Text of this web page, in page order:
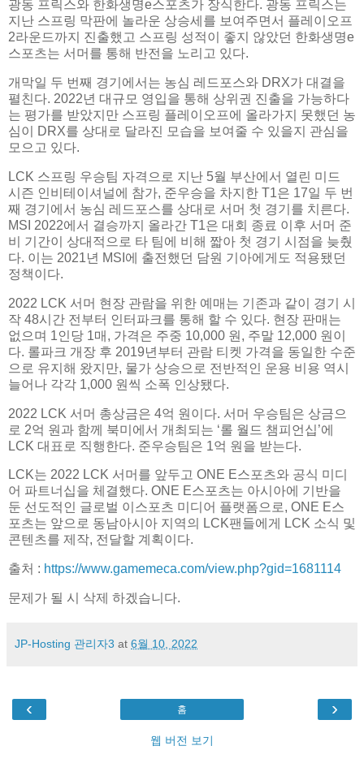
광동 프릭스와 한화생명e스포츠가 장식한다. 광동 프릭스는
지난 스프링 막판에 놀라운 상승세를 보여주면서 플레이오프
2라운드까지 진출했고 스프링 성적이 좋지 않았던 한화생명e
스포츠는 서머를 통해 반전을 노리고 있다.
개막일 두 번째 경기에서는 농심 레드포스와 DRX가 대결을
펼친다. 2022년 대규모 영입을 통해 상위권 진출을 가능하다
는 평가를 받았지만 스프링 플레이오프에 올라가지 못했던 농
심이 DRX를 상대로 달라진 모습을 보여줄 수 있을지 관심을
모으고 있다.
LCK 스프링 우승팀 자격으로 지난 5월 부산에서 열린 미드
시즌 인비테이셔널에 참가, 준우승을 차지한 T1은 17일 두 번
째 경기에서 농심 레드포스를 상대로 서머 첫 경기를 치른다.
MSI 2022에서 결승까지 올라간 T1은 대회 종료 이후 서머 준
비 기간이 상대적으로 타 팀에 비해 짧아 첫 경기 시점을 늦췄
다. 이는 2021년 MSI에 출전했던 담원 기아에게도 적용됐던
정책이다.
2022 LCK 서머 현장 관람을 위한 예매는 기존과 같이 경기 시
작 48시간 전부터 인터파크를 통해 할 수 있다. 현장 판매는
없으며 1인당 1매, 가격은 주중 10,000 원, 주말 12,000 원이
다. 롤파크 개장 후 2019년부터 관람 티켓 가격을 동일한 수준
으로 유지해 왔지만, 물가 상승으로 전반적인 운용 비용 역시
늘어나 각각 1,000 원씩 소폭 인상됐다.
2022 LCK 서머 총상금은 4억 원이다. 서머 우승팀은 상금으
로 2억 원과 함께 북미에서 개최되는 ‘롤 월드 챔피언십’에
LCK 대표로 직행한다. 준우승팀은 1억 원을 받는다.
LCK는 2022 LCK 서머를 앞두고 ONE E스포츠와 공식 미디
어 파트너십을 체결했다. ONE E스포츠는 아시아에 기반을
둔 선도적인 글로벌 이스포츠 미디어 플랫폼으로, ONE E스
포츠는 앞으로 동남아시아 지역의 LCK팬들에게 LCK 소식 및
콘텐츠를 제작, 전달할 계획이다.
출처 : https://www.gamemeca.com/view.php?gid=1681114
문제가 될 시 삭제 하겠습니다.
JP-Hosting 관리자3 at 6월 10, 2022
‹ ›
홈
웹 버전 보기